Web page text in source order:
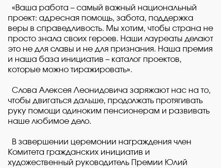
«Ваша работа – самый важный национальный
проект: адресная помощь, забота, поддержка
веры в справедливость. Мы хотим, чтобы страна не
просто знала своих героев. Наши лауреаты делают
это не для славы и не для признания. Наша премия
и наша база инициатив – каталог проектов,
которые можно тиражировать».
Слова Алексея Леонидовича заряжают нас на то,
чтобы двигаться дальше, продолжать протягивать
руку помощи одиноким пенсионерам и развивать
наше любимое дело.
В завершении церемонии награждения член
Комитета гражданских инициатив и
художественный руководитель Премии Юлий